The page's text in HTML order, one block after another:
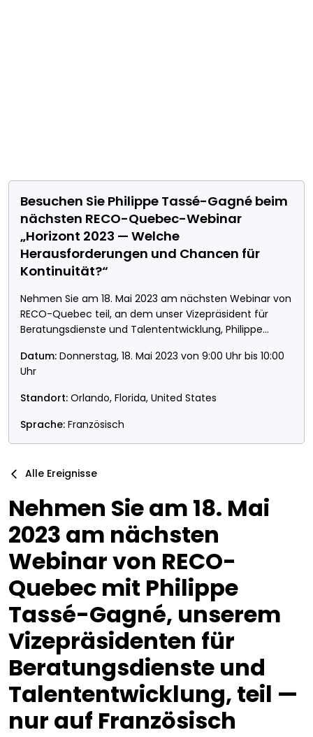
Alle Ereignisse
Nehmen Sie am 18. Mai
2023 am nächsten
Webinar von RECO-
Quebec mit Philippe
Tassé-Gagné, unserem
Vizepräsidenten für
Beratungsdienste und
Talententwicklung, teil —
nur auf Französisch
Besuchen Sie Philippe Tassé-Gagné beim
nächsten RECO-Quebec-Webinar
„Horizont 2023 — Welche
Herausforderungen und Chancen für
Kontinuität?“
Nehmen Sie am 18. Mai 2023 am nächsten Webinar von
RECO-Quebec teil, an dem unser Vizepräsident für
Beratungsdienste und Talententwicklung, Philippe
Datum: Donnerstag, 18. Mai 2023 von 9:00 Uhr bis 10:00
Uhr
Standort: Orlando, Florida, United States
Sprache: Französisch